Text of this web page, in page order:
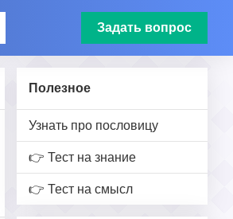
Задать вопрос
Полезное
Узнать про пословицу
👉 Тест на знание
👉 Тест на смысл